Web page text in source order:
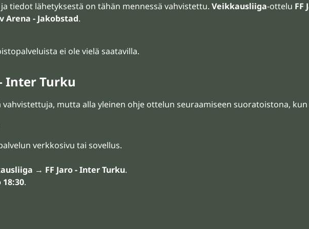
tiedot lähetyksestä on tähän mennessä vahvistettu. Veikkausliiga-ottelu FF
Arena - Jakobstad.
ei ole vielä saatavilla.
Inter Turku
mutta alla yleinen ohje ottelun seuraamiseen suoratoistona,
verkkosivu tai sovellus.
→ FF Jaro - Inter Turku.
18:30.